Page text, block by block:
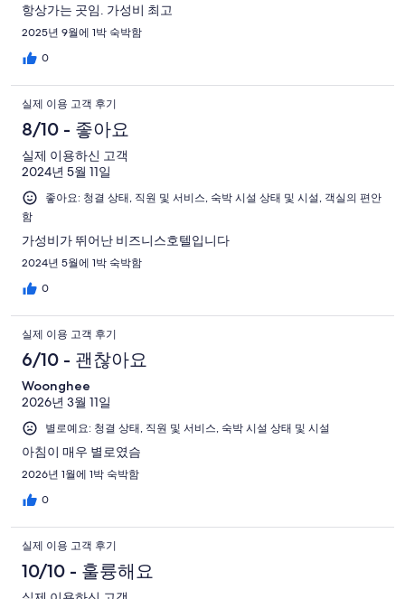
항상가는 곳임. 가성비 최고
2025년 9월에 1박 숙박함
0
실제 이용 고객 후기
8/10 - 좋아요
실제 이용하신 고객
2024년 5월 11일
좋아요: 청결 상태, 직원 및 서비스, 숙박 시설 상태 및 시설, 객실의 편안
함
가성비가 뛰어난 비즈니스호텔입니다
2024년 5월에 1박 숙박함
0
실제 이용 고객 후기
6/10 - 괜찮아요
Woonghee
2026년 3월 11일
별로예요: 청결 상태, 직원 및 서비스, 숙박 시설 상태 및 시설
아침이 매우 별로였슴
2026년 1월에 1박 숙박함
0
실제 이용 고객 후기
10/10 - 훌륭해요